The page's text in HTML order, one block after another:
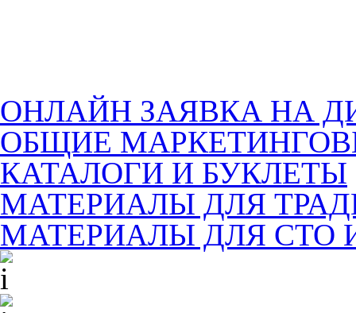
ОНЛАЙН ЗАЯВКА НА
ОБЩИЕ
КАТАЛОГИ И БУКЛЕТЫ
МАТЕРИАЛЫ ДЛЯ
МАТЕРИАЛЫ ДЛЯ СТО